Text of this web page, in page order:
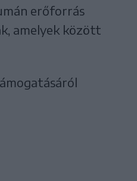
erőforrás
amelyek között